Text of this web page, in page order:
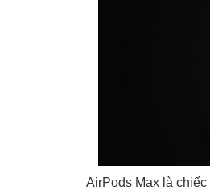
AirPods Max là